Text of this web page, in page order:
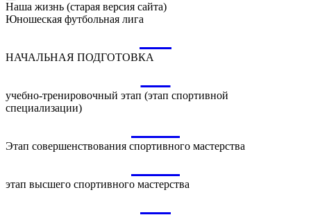
Наша жизнь (старая версия сайта)
Юношеская футбольная лига
НАЧАЛЬНАЯ ПОДГОТОВКА
учебно-тренировочный этап (этап спортивной
специализации)
Этап совершенствования спортивного мастерства
этап высшего спортивного мастерства